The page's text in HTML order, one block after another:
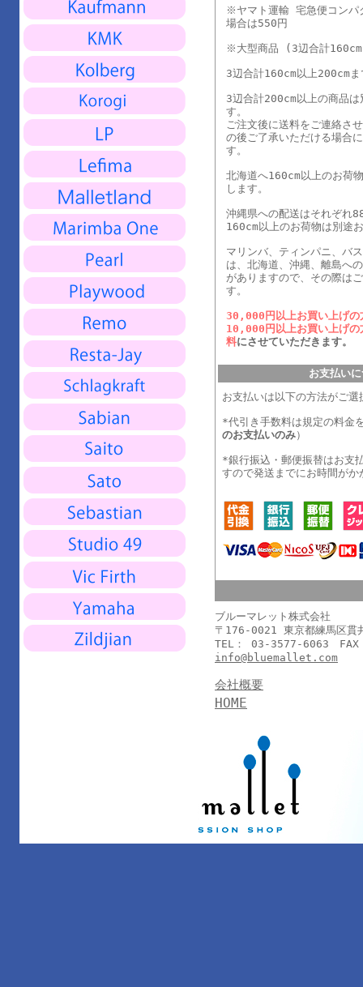
※ヤマト運輸 宅急便コンパ
場合は550円
※大型商品 (3辺合計
3辺合計160cm以上200cm
3辺合計200cm以上の商品
す。
ご注文後に送料をご連絡さ
の後ご了承いただける場合
す。
北海道へ160cm以上のお荷
します。
沖縄県への配送はそれぞれ
160cm以上のお荷物は別途
マリンバ、ティンパニ、バ
は、北海道、沖縄、離島へ
がありますので、その際は
す。
30,000円以上お買い上げの
10,000円以上お買い上げの
料にさせていただきます。
お支払い
お支払いは以下の方法がご選
*代引き手数料は規定の料金
のお支払いのみ）
*銀行振込・郵便振替はお支
すので発送までにお時間がか
ブルーマレット株式会社
〒176-0021 東京都練馬区貫
TEL： 03-3577-6063
info@bluemallet.com
会社概要
HOME